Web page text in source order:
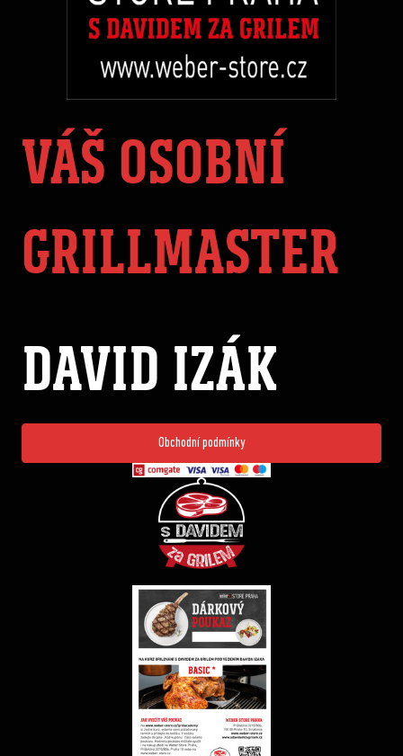
VÁŠ OSOBNÍ
GRILLMASTER
DAVID IZÁK
Obchodní podmínky